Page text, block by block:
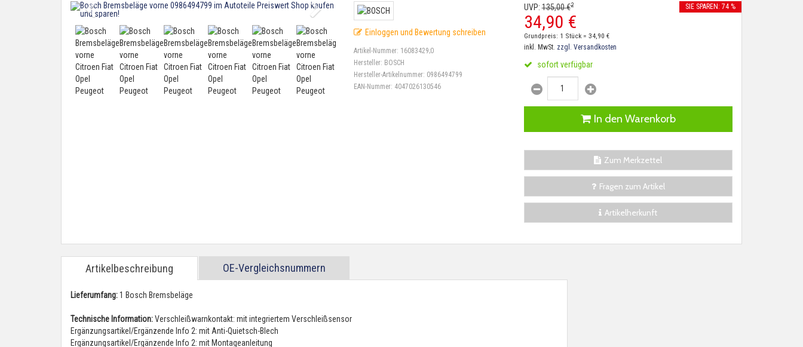
Einloggen und Bewertung schreiben
Artikel-Nummer: 16083429;0
Hersteller: BOSCH
Hersteller-Artikelnummer: 0986494799
EAN-Nummer: 4047026130546
UVP:135,00€2
34,90 €
SIE SPAREN: 74 %
Grundpreis: 1 Stück = 34,90 €
inkl. MwSt. zzgl. Versandkosten
sofort verfügbar
In den Warenkorb
Zum Merkzettel
Fragen zum Artikel
Artikelherkunft
Artikelbeschreibung OE-Vergleichsnummern
Lieferumfang:1 Bosch Bremsbeläge
Technische Information:Verschleißwarnkontakt: mit integriertem Verschleißsensor
Ergänzungsartikel/Ergänzende Info 2: mit Anti-Quietsch-Blech
Ergänzungsartikel/Ergänzende Info 2: mit Montageanleitung